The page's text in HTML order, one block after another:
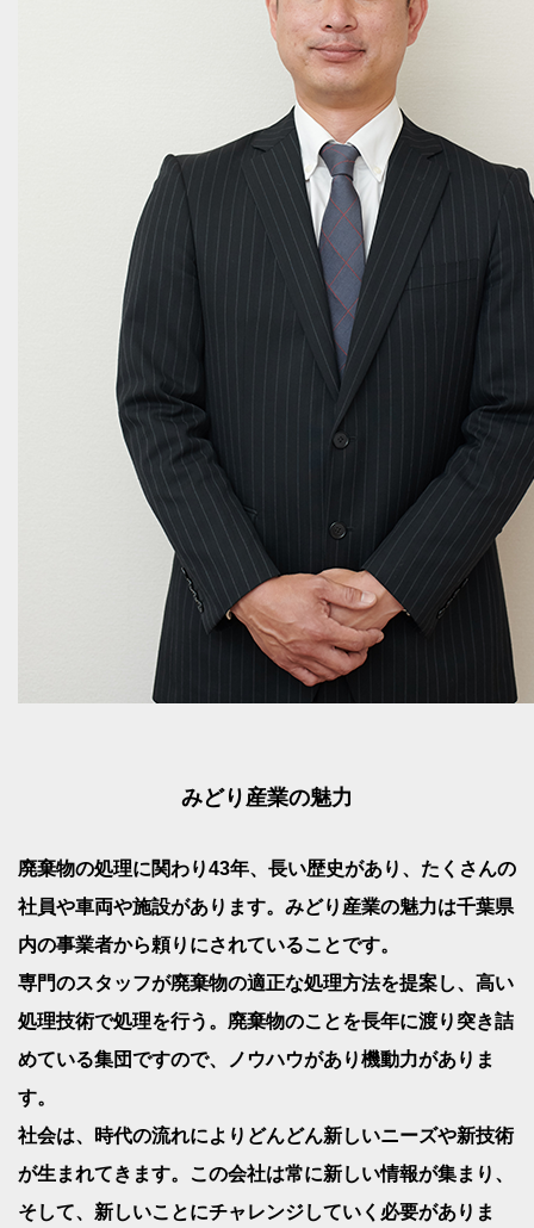
みどり産業の魅力
廃棄物の処理に関わり43年、長い歴史があり、たくさんの
社員や車両や施設があります。みどり産業の魅力は千葉県
内の事業者から頼りにされていることです。
専門のスタッフが廃棄物の適正な処理方法を提案し、高い
処理技術で処理を行う。廃棄物のことを長年に渡り突き詰
めている集団ですので、ノウハウがあり機動力がありま
す。
社会は、時代の流れによりどんどん新しいニーズや新技術
が生まれてきます。この会社は常に新しい情報が集まり、
そして、新しいことにチャレンジしていく必要がありま